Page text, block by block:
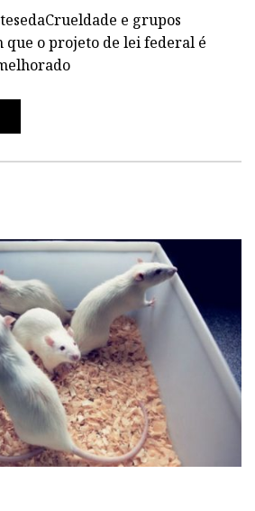
e grupos
o projeto de lei federal é